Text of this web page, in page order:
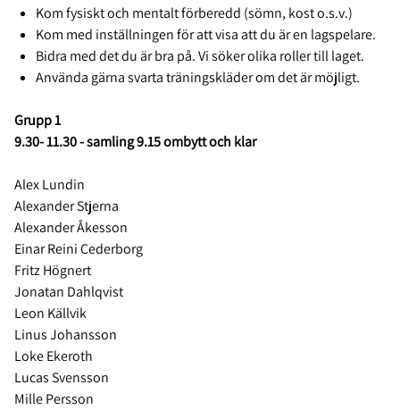
Kom fysiskt och mentalt förberedd (sömn, kost o.s.v.)
Kom med inställningen för att visa att du är en lagspelare.
Bidra med det du är bra på. Vi söker olika roller till laget.
Använda gärna svarta träningskläder om det är möjligt.
Grupp 1
9.30- 11.30- samling 9.15 ombytt och klar
Alex Lundin
Alexander Stjerna
Alexander Åkesson
Einar Reini Cederborg
Fritz Högnert
Jonatan Dahlqvist
Leon Källvik
Linus Johansson
Loke Ekeroth
Lucas Svensson
Mille Persson